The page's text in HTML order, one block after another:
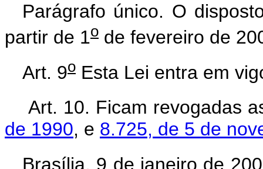
Parágrafo único. O
partir de 1o de fevereiro de
Art. 9o Esta Lei entra em
Art. 10. Ficam revogadas
de 1990, e 8.725, de 5 de
Brasília, 9 de janeiro de